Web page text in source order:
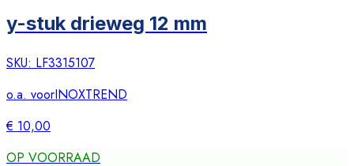
y-stuk drieweg 12 mm
SKU: LF3315107
o.a. voorINOXTREND
€ 10,00
OP VOORRAAD